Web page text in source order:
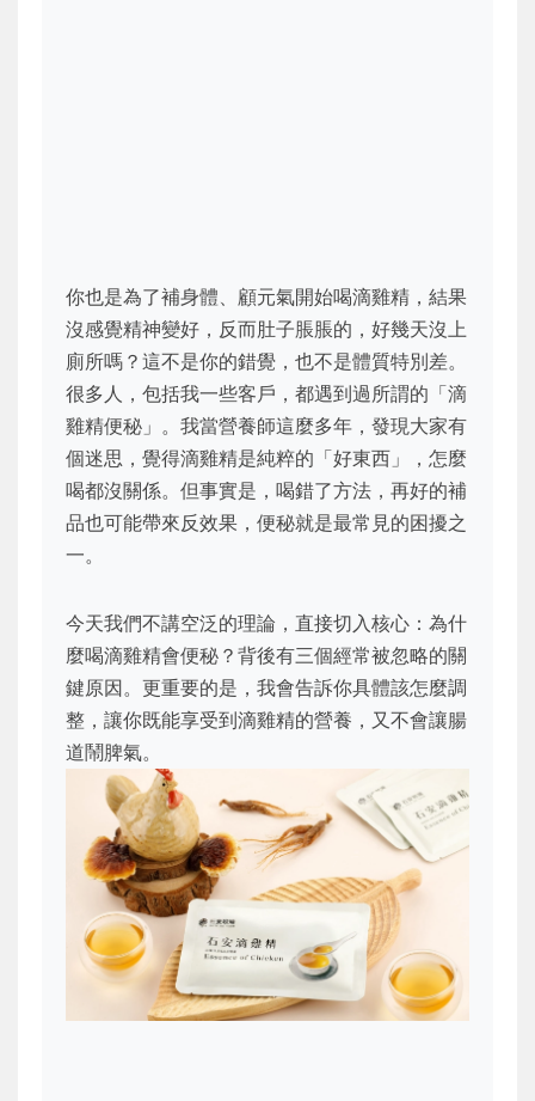
你也是為了補身體、顧元氣開始喝滴雞精，結果
沒感覺精神變好，反而肚子脹脹的，好幾天沒上
廁所嗎？這不是你的錯覺，也不是體質特別差。
很多人，包括我一些客戶，都遇到過所謂的「滴
雞精便秘」。我當營養師這麼多年，發現大家有
個迷思，覺得滴雞精是純粹的「好東西」，怎麼
喝都沒關係。但事實是，喝錯了方法，再好的補
品也可能帶來反效果，便秘就是最常見的困擾之
一。
今天我們不講空泛的理論，直接切入核心：為什
麼喝滴雞精會便秘？背後有三個經常被忽略的關
鍵原因。更重要的是，我會告訴你具體該怎麼調
整，讓你既能享受到滴雞精的營養，又不會讓腸
道鬧脾氣。